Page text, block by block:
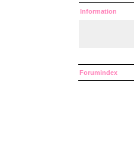
Information
Forumindex